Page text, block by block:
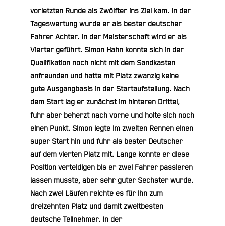
vorletzten Runde als Zwölfter ins Ziel kam. In der
Tageswertung wurde er als bester deutscher
Fahrer Achter. In der Meisterschaft wird er als
Vierter geführt. Simon Hahnkonnte sich in der
Qualifikation noch nicht mit dem Sandkasten
anfreunden und hatte mit Platz zwanzig keine
gute Ausgangbasis in der Startaufstellung. Nach
dem Start lag er zunächst im hinteren Drittel,
fuhr aber beherzt nach vorne und holte sich noch
einen Punkt. Simon legte im zweiten Rennen einen
super Start hin und fuhr als bester Deutscher
auf dem vierten Platz mit. Lange konnte er diese
Position verteidigen bis er zwei Fahrer passieren
lassen musste, aber sehr guter Sechster wurde.
Nach zwei Läufen reichte es für ihn zum
dreizehnten Platz und damit zweitbesten
deutsche Teilnehmer. In der